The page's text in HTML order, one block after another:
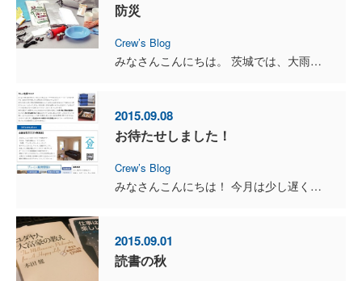
防災
Crew’s Blog
みなさんこんにちは。 茨城では、大雨の影響で鬼怒川が氾濫し、 救助活動が続いていますね。 ニュースの映像を見ていると、 東日本大震災の津波被害を思い出します。 2011....
2015.09.08
お待たせしました！
Crew’s Blog
みなさんこんにちは！ 今月は少し遅くなってしまいましたが、 ブレインタイムズを発行しました♪ お手元に届きましたら、ぜひご一読ください！ 今月は家に戻った後のお片づけに...
2015.09.01
読書の秋